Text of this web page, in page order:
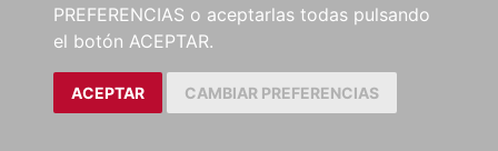
PREFERENCIAS o aceptarlas todas pulsando
el botón ACEPTAR.
ACEPTAR CAMBIAR PREFERENCIAS